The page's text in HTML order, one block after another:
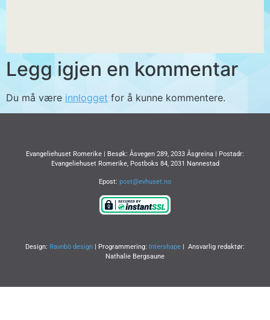
Legg igjen en kommentar
Du må være innlogget for å kunne kommentere.
Evangeliehuset Romerike | Besøk: Åsvegen 289, 2033 Åsgreina | Postadr:
Evangeliehuset Romerike, Postboks 84, 2031 Nannestad
Epost: post@evhuset.no
Design: Ravnbö design | Programmering: Intershape | Ansvarlig redaktør:
Nathalie Bergsaune